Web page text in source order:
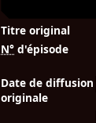
Titre original
N° d'épisode
Date de diffusion
originale